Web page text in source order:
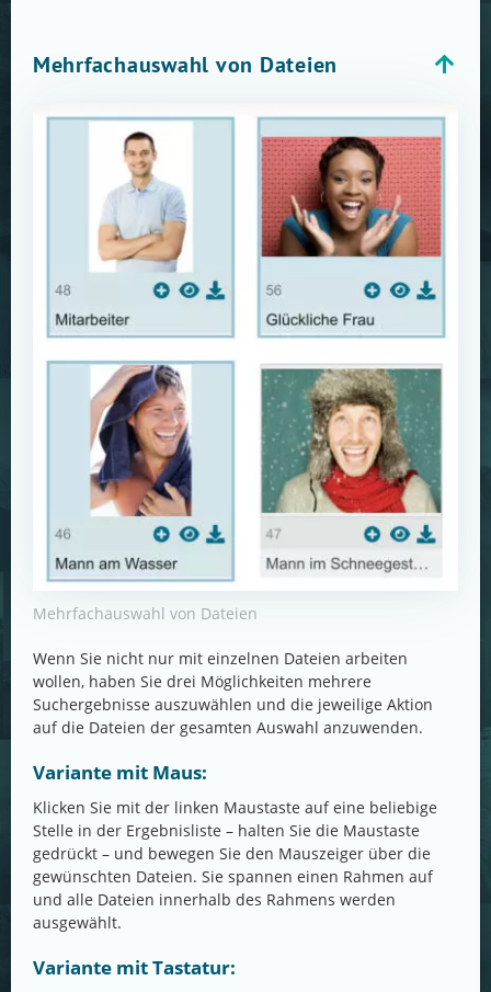
Mehrfachauswahl von Dateien
Mehrfachauswahl von Dateien
Wenn Sie nicht nur mit einzelnen Dateien arbeiten
wollen, haben Sie drei Möglichkeiten mehrere
Suchergebnisse auszuwählen und die jeweilige Aktion
auf die Dateien der gesamten Auswahl anzuwenden.
Variante mit Maus:
Klicken Sie mit der linken Maustaste auf eine beliebige
Stelle in der Ergebnisliste – halten Sie die Maustaste
gedrückt – und bewegen Sie den Mauszeiger über die
gewünschten Dateien. Sie spannen einen Rahmen auf
und alle Dateien innerhalb des Rahmens werden
ausgewählt.
Variante mit Tastatur: